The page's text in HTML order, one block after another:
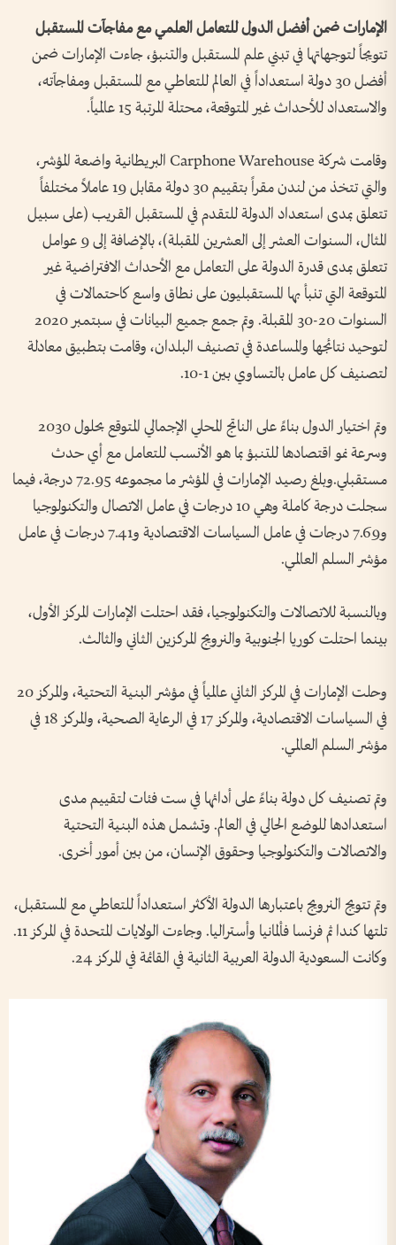
الإمارات ضمن أفضل الدول للتعامل العلمي مع مفاجآت المستقبل
تتويجاً لتوجهاتها في تبني علم المستقبل والتنبؤ، جاءت الإمارات ضمن
أفضل 30 دولة استعداداً في العالم للتعاطي مع المستقبل ومفاجآته،
والاستعداد للأحداث غير المتوقعة، محتلة المرتبة 15 عالمياً.
وقامت شركة Carphone Warehouse البريطانية واضعة المؤشر،
والتي تتخذ من لندن مقراً بتقييم 30 دولة مقابل 19 عاملاً مختلفاً
تتعلق بمدى استعداد الدولة للتقدم في المستقبل القريب (على سبيل
المثال، السنوات العشر إلى العشرين المقبلة)، بالإضافة إلى 9 عوامل
تتعلق بمدى قدرة الدولة على التعامل مع الأحداث الافتراضية غير
المتوقعة التي تنبأ بها المستقبليون على نطاق واسع كاحتمالات في
السنوات 20-30 المقبلة. وتم جمع جميع البيانات في سبتمبر 2020
لتوحيد نتائجها والمساعدة في تصنيف البلدان، وقامت بتطبيق معادلة
لتصنيف كل عامل بالتساوي بين 1-10.
وتم اختيار الدول بناءً على الناتج المحلي الإجمالي المتوقع بحلول 2030
وسرعة نمو اقتصادها للتنبؤ بما هو الأنسب للتعامل مع أي حدث
مستقبلي.وبلغ رصيد الإمارات في المؤشر ما مجموعه 72.95 درجة، فيما
سجلت درجة كاملة وهي 10 درجات في عامل الاتصال والتكنولوجيا
و7.69 درجات في عامل السياسات الاقتصادية و7.41 درجات في عامل
مؤشر السلم العالمي.
وبالنسبة للاتصالات والتكنولوجيا، فقد احتلت الإمارات المركز الأول،
بينما احتلت كوريا الجنوبية والنرويج المركزين الثاني والثالث.
وحلت الإمارات في المركز الثاني عالمياً في مؤشر البنية التحتية، والمركز 20
في السياسات الاقتصادية، والمركز 17 في الرعاية الصحية، والمركز 18 في
مؤشر السلم العالمي.
وتم تصنيف كل دولة بناءً على أدائها في ست فئات لتقييم مدى
استعدادها للوضع الحالي في العالم. وتشمل هذه البنية التحتية
والاتصالات والتكنولوجيا وحقوق الإنسان، من بين أمور أخرى.
وتم تتويج النرويج باعتبارها الدولة الأكثر استعداداً للتعاطي مع المستقبل،
تلتها كندا ثم فرنسا فألمانيا وأستراليا. وجاءت الولايات المتحدة في المركز 11.
وكانت السعودية الدولة العربية الثانية في القائمة في المركز 24.